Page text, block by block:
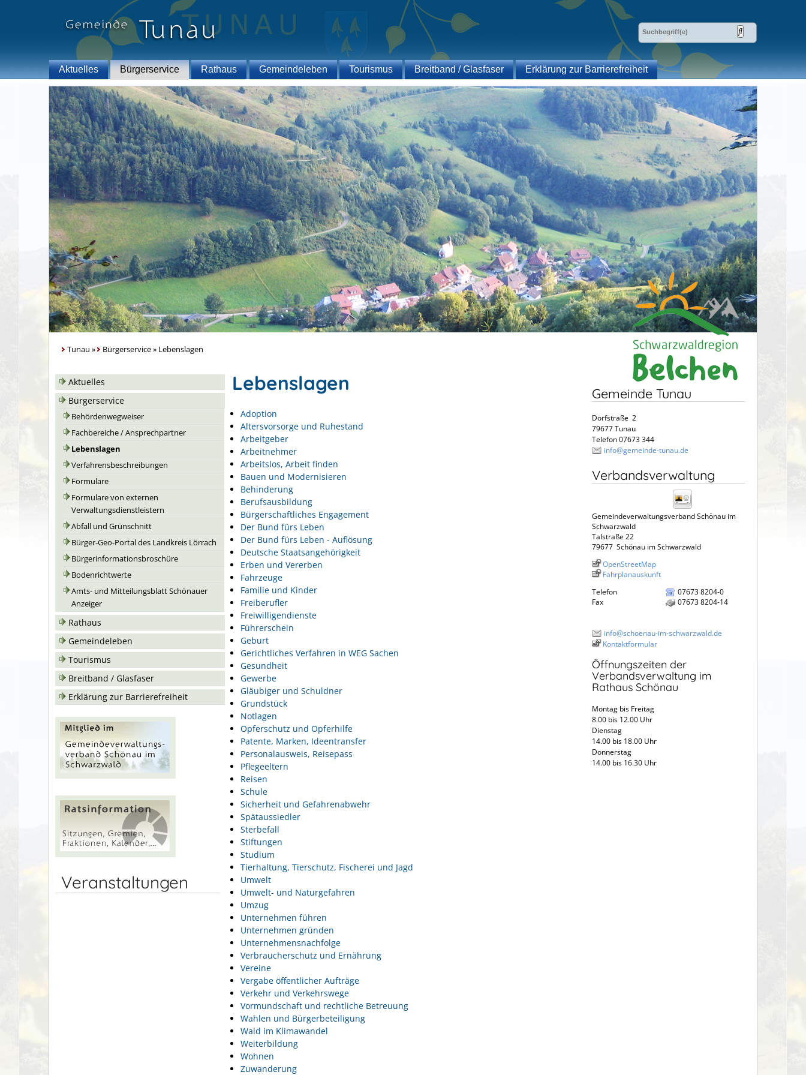
Aktuelles Bürgerservice Rathaus Gemeindeleben Tourismus Breitband / Glasfaser Erklärung zur Barrierefreiheit
Tunau » Bürgerservice» Lebenslagen
Aktuelles
Bürgerservice
Behördenwegweiser
Fachbereiche / Ansprechpartner
Lebenslagen
Verfahrensbeschreibungen
Formulare
Formulare von externen
Verwaltungsdienstleistern
Abfall und Grünschnitt
Bürger-Geo-Portal des Landkreis Lörrach
Bürgerinformationsbroschüre
Bodenrichtwerte
Amts- und Mitteilungsblatt Schönauer
Anzeiger
Rathaus
Gemeindeleben
Tourismus
Breitband / Glasfaser
Erklärung zur Barrierefreiheit
Veranstaltungen
Lebenslagen
Adoption
Altersvorsorge und Ruhestand
Arbeitgeber
Arbeitnehmer
Arbeitslos, Arbeit finden
Bauen und Modernisieren
Behinderung
Berufsausbildung
Bürgerschaftliches Engagement
Der Bund fürs Leben
Der Bund fürs Leben - Auflösung
Deutsche Staatsangehörigkeit
Erben und Vererben
Fahrzeuge
Familie und Kinder
Freiberufler
Freiwilligendienste
Führerschein
Geburt
Gerichtliches Verfahren in WEG Sachen
Gesundheit
Gewerbe
Gläubiger und Schuldner
Grundstück
Notlagen
Opferschutz und Opferhilfe
Patente, Marken, Ideentransfer
Personalausweis, Reisepass
Pflegeeltern
Reisen
Schule
Sicherheit und Gefahrenabwehr
Spätaussiedler
Sterbefall
Stiftungen
Studium
Tierhaltung, Tierschutz, Fischerei und Jagd
Umwelt
Umwelt- und Naturgefahren
Umzug
Unternehmen führen
Unternehmen gründen
Unternehmensnachfolge
Verbraucherschutz und Ernährung
Vereine
Vergabe öffentlicher Aufträge
Verkehr und Verkehrswege
Vormundschaft und rechtliche Betreuung
Wahlen und Bürgerbeteiligung
Wald im Klimawandel
Weiterbildung
Wohnen
Zuwanderung
Gemeinde Tunau
Dorfstraße 2
79677 Tunau
Telefon 07673 344
info@gemeinde-tunau.de
Verbandsverwaltung
Gemeindeverwaltungsverband Schönau im
Schwarzwald
Talstraße 22
79677 Schönau im Schwarzwald
OpenStreetMap
Fahrplanauskunft
Telefon
07673 8204-0
Fax
07673 8204-14
info@schoenau-im-schwarzwald.de
Kontaktformular
Öffnungszeiten der
Verbandsverwaltung im
Rathaus Schönau
Montag bis Freitag
8.00 bis 12.00 Uhr
Dienstag
14.00 bis 18.00 Uhr
Donnerstag
14.00 bis 16.30 Uhr